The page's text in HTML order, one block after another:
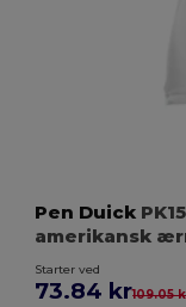
Pen Duick
amerikansk
Starter ved
73.84 kr109.05